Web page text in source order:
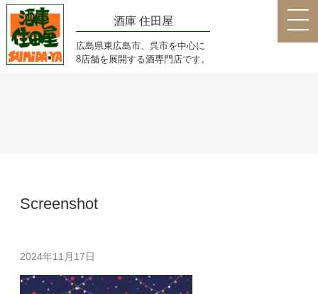
酒庫 住田屋
広島県東広島市、呉市を中心に
8店舗を展開する酒専門店です。
Screenshot
2024年11月17日